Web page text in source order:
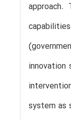
innovation
system as